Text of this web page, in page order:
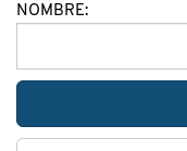
NOMBRE: